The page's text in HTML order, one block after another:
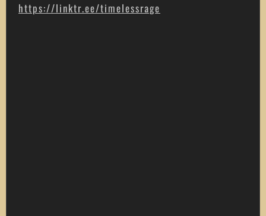
https://linktr.ee/timelessrage